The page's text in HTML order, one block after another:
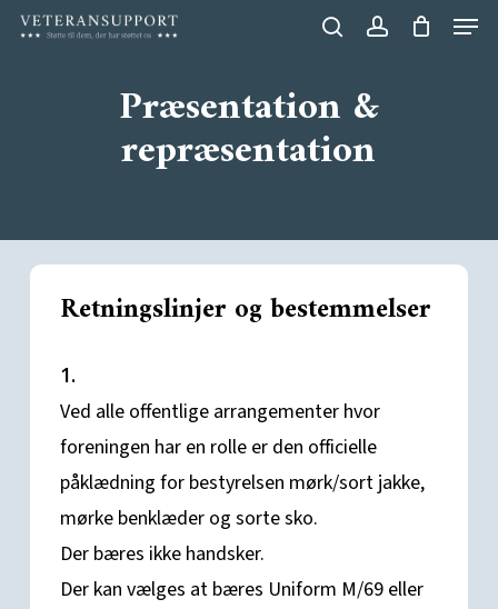
Skip
Menu
Præsentation &
repræsentation
Retningslinjer og bestemmelser
1.
Ved alle offentlige arrangementer hvor
foreningen har en rolle er den officielle
påklædning for bestyrelsen mørk/sort jakke,
mørke benklæder og sorte sko.
Der bæres ikke handsker.
Der kan vælges at bæres Uniform M/69 eller